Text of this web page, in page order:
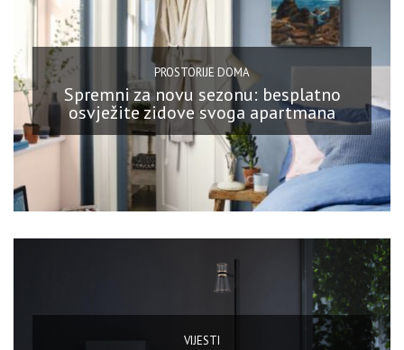
PROSTORIJE DOMA
Spremni za novu sezonu: besplatno
osvježite zidove svoga apartmana
VIJESTI